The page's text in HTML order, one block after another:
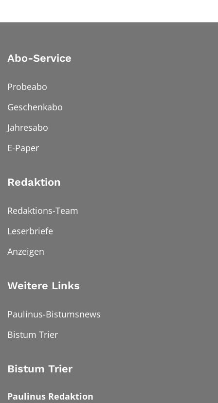
Abo-Service
Probeabo
Geschenkabo
Jahresabo
E-Paper
Redaktion
Redaktions-Team
Leserbriefe
Anzeigen
Weitere Links
Paulinus-Bistumsnews
Bistum Trier
Bistum Trier
Paulinus Redaktion